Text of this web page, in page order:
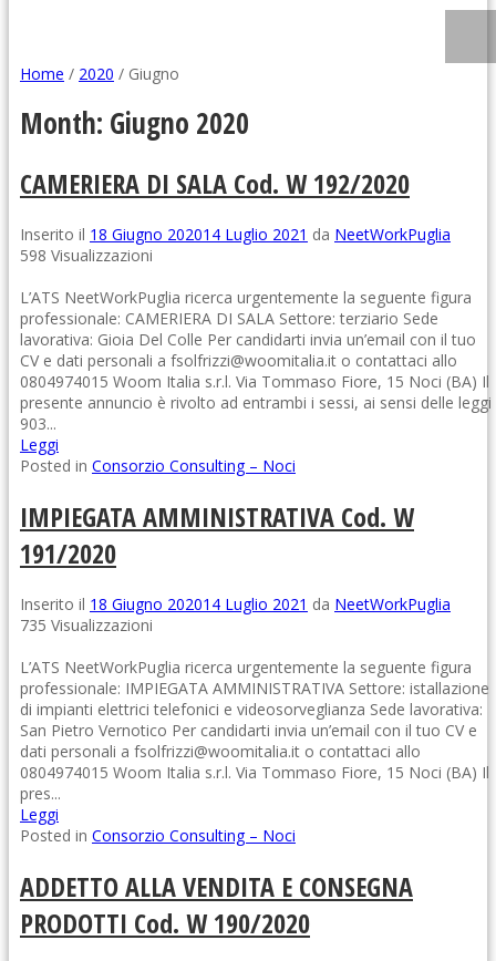
Home / 2020 / Giugno
Month: Giugno 2020
CAMERIERA DI SALA Cod. W 192/2020
Inserito il 18 Giugno 202014 Luglio 2021 da NeetWorkPuglia
598 Visualizzazioni
L’ATS NeetWorkPuglia ricerca urgentemente la seguente figura
professionale: CAMERIERA DI SALA Settore: terziario Sede
lavorativa: Gioia Del Colle Per candidarti invia un’email con il tuo
CV e dati personali a fsolfrizzi@woomitalia.it o contattaci allo
0804974015 Woom Italia s.r.l. Via Tommaso Fiore, 15 Noci (BA) Il
presente annuncio è rivolto ad entrambi i sessi, ai sensi delle leggi
903...
Leggi
Posted in Consorzio Consulting – Noci
IMPIEGATA AMMINISTRATIVA Cod. W
191/2020
Inserito il 18 Giugno 202014 Luglio 2021 da NeetWorkPuglia
735 Visualizzazioni
L’ATS NeetWorkPuglia ricerca urgentemente la seguente figura
professionale: IMPIEGATA AMMINISTRATIVA Settore: istallazione
di impianti elettrici telefonici e videosorveglianza Sede lavorativa:
San Pietro Vernotico Per candidarti invia un’email con il tuo CV e
dati personali a fsolfrizzi@woomitalia.it o contattaci allo
0804974015 Woom Italia s.r.l. Via Tommaso Fiore, 15 Noci (BA) Il
pres...
Leggi
Posted in Consorzio Consulting – Noci
ADDETTO ALLA VENDITA E CONSEGNA
PRODOTTI Cod. W 190/2020